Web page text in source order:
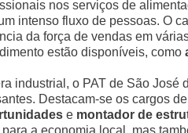
nos serviços de
intenso fluxo de pessoas. O
da força de vendas em
estão disponíveis, como
industrial, o PAT de São
Destacam-se os cargos de
e montador de
a economia local, mas